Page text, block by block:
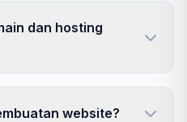
dan hosting
website?